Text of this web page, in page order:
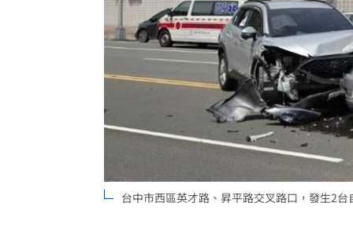
LIVE三立+24小時直播 15:27
三立iNEWS新聞台線上直播 18:00
商場戰國來臨 台中「頂奢大道」逐漸
台彩父親節推新刮刮樂千萬頭獎超「爸
「拍片人的多重宇宙」職涯論壇9/12登
8國球員齊聚高雄 Formosa 7s掀足球
台中市西區英才路、昇平路交叉路口，發生2